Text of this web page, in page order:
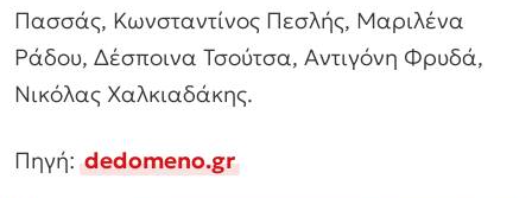
Πασσάς, Κωνσταντίνος Πεσλής, Μαριλένα
Ράδου, Δέσποινα Τσούτσα, Αντιγόνη Φρυδά,
Νικόλας Χαλκιαδάκης.
Πηγή:dedomeno.gr